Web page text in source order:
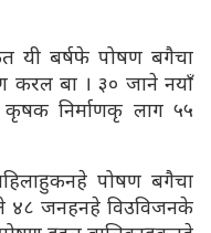
यी बर्षफे पोषण बगैचा
करल बा । ३० जाने नयाँ
निर्माणकृ लाग ५५
पोषण बगैचा
४८ जनहनहे विउविजनके